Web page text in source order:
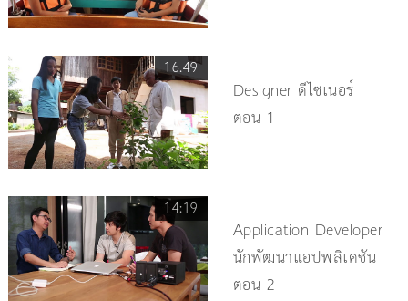
16.49
Designer ดีไซเนอร์
ตอน 1
14:19
Application Developer
นักพัฒนาแอปพลิเคชัน
ตอน 2